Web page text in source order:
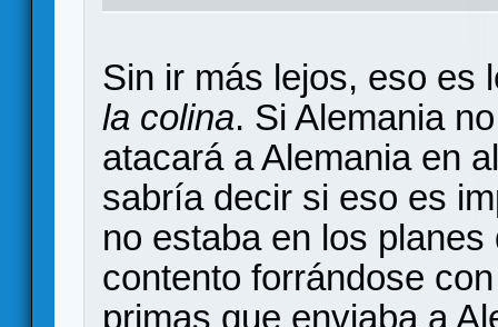
Sin ir más lejos, eso es
la colina. Si Alemania
atacará a Alemania en
sabría decir si eso es
no estaba en los
contento forrándose
primas que enviaba a